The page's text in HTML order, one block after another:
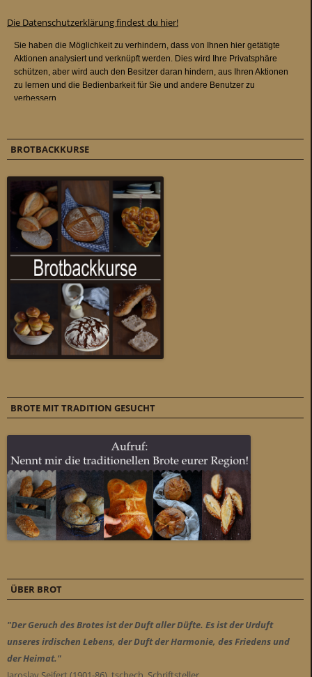
Die Datenschutzerklärung findest du hier!
BROTBACKKURSE
BROTE MIT TRADITION GESUCHT
ÜBER BROT
"Der Geruch des Brotes ist der Duft aller Düfte. Es ist der Urduft
unseres irdischen Lebens, der Duft der Harmonie, des Friedens und
der Heimat."